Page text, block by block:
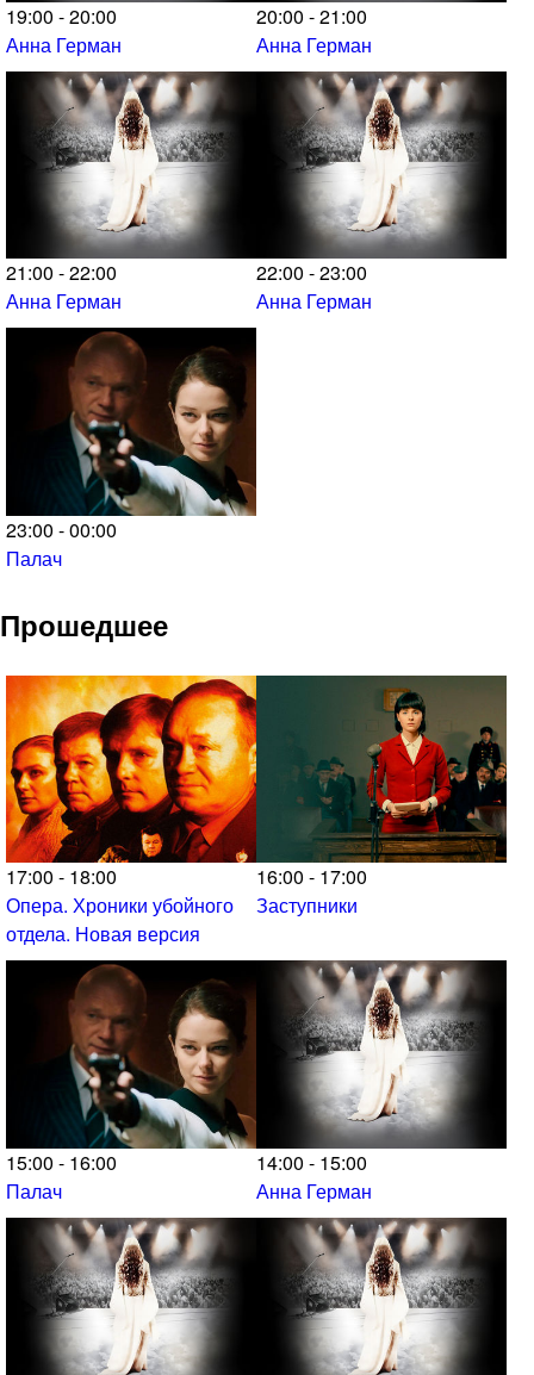
19:00 - 20:00
Анна Герман
20:00 - 21:00
Анна Герман
21:00 - 22:00
Анна Герман
22:00 - 23:00
Анна Герман
23:00 - 00:00
Палач
Прошедшее
17:00 - 18:00
Опера. Хроники убойного
отдела. Новая версия
16:00 - 17:00
Заступники
15:00 - 16:00
Палач
14:00 - 15:00
Анна Герман